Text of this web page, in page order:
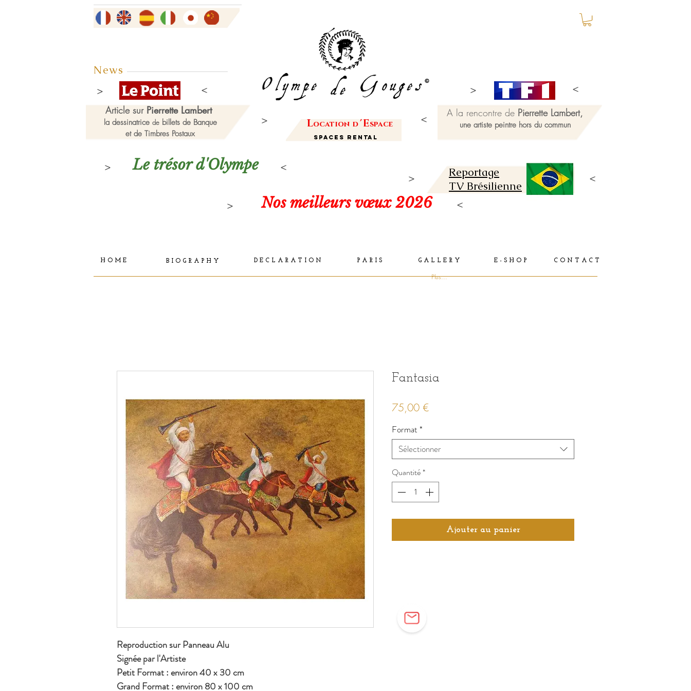
News
Article sur Pierrette Lambert
la dessinatrice debillets de Banque
et de Timbres Postaux
Location d'Espace
Spaces Rental
A la rencontre de Pierrette Lambert,
une artiste peintre hors du commun
Le trésor d'Olympe
Reportage
TV Brésilienne
Nos meilleurs vœux 2026
H O M E B I O G R A P H Y D E C L A R A T I O N P A R I S E - S H O P C O N T A C T
G A L L E R Y
Plus...
Reproduction sur Panneau Alu
Signée par l'Artiste
Petit Format : environ 40 x 30 cm
Grand Format : environ 80 x 100 cm
Fantasia
75,00 €Prix
Format *
Sélectionner
Quantité*
Ajouter au panier